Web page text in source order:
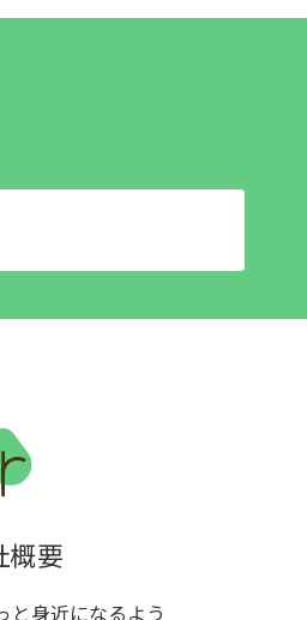
概要
と身近になるよう